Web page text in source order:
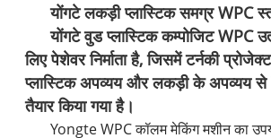
योंगटे लकड़ी प्लास्टिक समग्र WPC
योंगटे वुड प्लास्टिक कम्पोजिट WPC
लिए पेशेवर निर्माता है, जिसमें टर्नकी
प्लास्टिक अपव्यय और लकड़ी के अपव्यय से
तैयार किया गया है।
Yongte WPC कॉलम मेकिंग मशीन का